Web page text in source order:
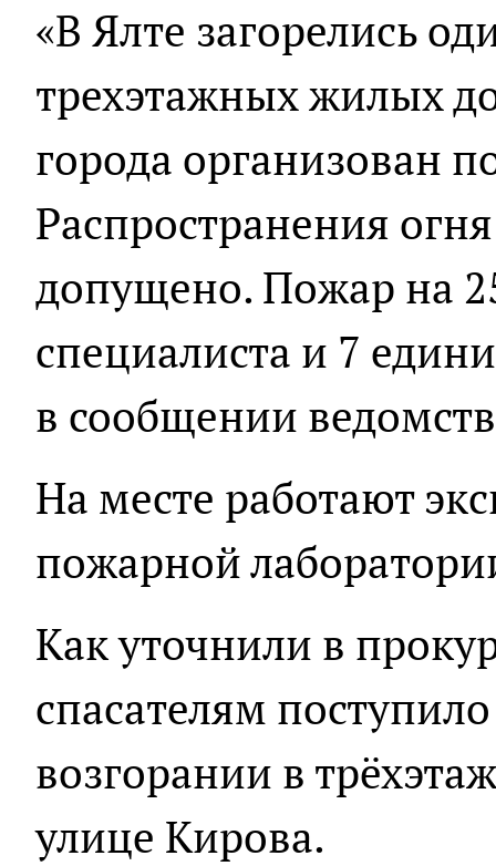
«В Ялте загорелись
трехэтажных жилых
города организован
Распространения
допущено. Пожар на
специалиста и 7
в сообщении
На месте работают
пожарной
Как уточнили в
спасателям
возгорании в
улице Кирова.